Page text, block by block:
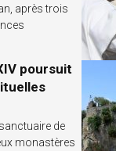
après trois
poursuit
de
monastères